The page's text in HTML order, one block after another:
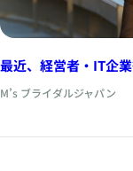
最近、経営者・IT企
のご入会が続いてい
の出会いを希望される
M’s ブライダルジャパン